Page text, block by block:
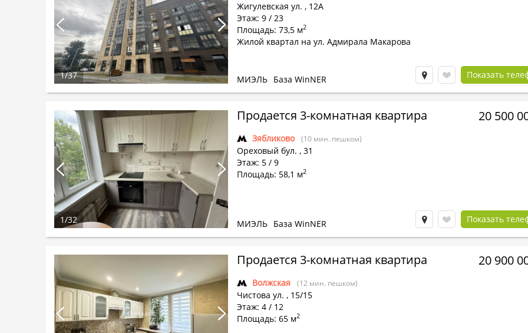
Жигулевская ул. , 12А
Этаж: 9 / 23
Площадь: 73,5 м2
Жилой квартал на ул. Адмирала Макарова
МИЭЛЬ База WinNER Показать
1/37
Продается 3-комнатная квартира
Зябликово (10 мин. пешком)
Ореховый бул. , 31
Этаж: 5 / 9
Площадь: 58,1 м2
20 500
МИЭЛЬ База WinNER Показать
1/32
Продается 3-комнатная квартира
Волжская (12 мин. пешком)
Чистова ул. , 15/15
Этаж: 4 / 12
Площадь: 65 м2
20 900